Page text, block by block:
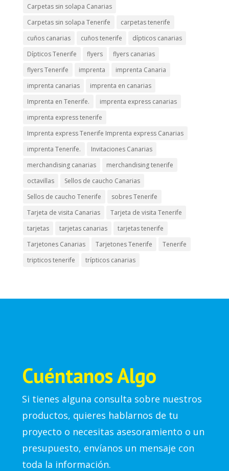
Carpetas sin solapa Canarias
Carpetas sin solapa Tenerife
carpetas tenerife
cuños canarias
cuños tenerife
dípticos canarias
Dípticos Tenerife
flyers
flyers canarias
flyers Tenerife
imprenta
imprenta Canaria
imprenta canarias
imprenta en canarias
Imprenta en Tenerife.
imprenta express canarias
imprenta express tenerife
Imprenta express Tenerife Imprenta express Canarias
imprenta Tenerife.
Invitaciones Canarias
merchandising canarias
merchandising tenerife
octavillas
Sellos de caucho Canarias
Sellos de caucho Tenerife
sobres Tenerife
Tarjeta de visita Canarias
Tarjeta de visita Tenerife
tarjetas
tarjetas canarias
tarjetas tenerife
Tarjetones Canarias
Tarjetones Tenerife
Tenerife
tripticos tenerife
trípticos canarias
Cuéntanos Algo
Si tienes alguna consulta sobre nuestros
productos, quieres hablarnos de tu
proyecto o necesitas asesoramiento o un
presupuesto, envíanos un mensaje con
toda la información.